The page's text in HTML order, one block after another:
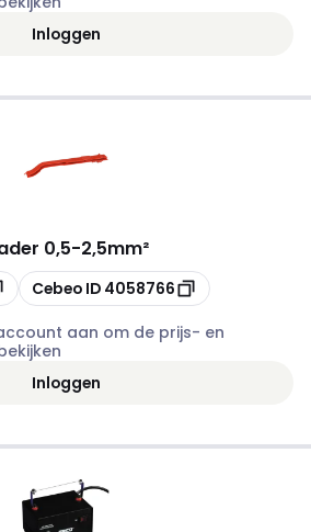
Inloggen
0,5-2,5mm²
Kopiëren
Cebeo ID 4058766
aan om de prijs- en
Inloggen